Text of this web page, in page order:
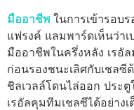
มืออาชีพ ในการเข้ารอบ
แฟรงค์ แลมพาร์ดเห็นว่า
มืออาชีพในครึ่งหลัง เรอั
ก่อนรองชนะเลิศกับเชล
ชิลเวลล์โดนไล่ออก ประตู
เรอัลคุมทีมเชลซีได้อย่าง